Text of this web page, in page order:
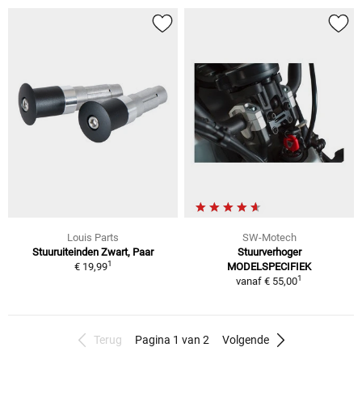
Louis Parts
Stuuruiteinden Zwart, Paar
€ 19,991
SW-Motech
Stuurverhoger
MODELSPECIFIEK
vanaf € 55,001
Terug Pagina 1 van 2 Volgende